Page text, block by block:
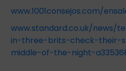
www.1001consejos.com/
www.standard.co.uk/news/
in-three-brits-check-their-
middle-of-the-night-